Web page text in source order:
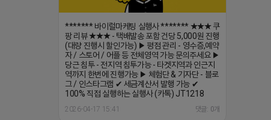
******* 바이럴마케팅 실행사 ******* ★★★ 쿠
팡 리뷰 ★★★ - 택배발송 포함 건당 5,000원 진행
(대량 진행시 할인가능) ▶ 평점 관리 - 영수증,예약
자 / 스토어 / 어플 등 전체영역 가능 문의주세요 ▶
당근 침투 - 전지역 침투가능 - 타겟지역과 인근지
역까지 한번에 진행가능 ▶ 체험단 & 기자단 - 블로
그 / 인스타그램 ✔ 세금계산서 발행 가능 ✔
100% 직접 실행하는 실행사 (카톡) JT1218
2026-04-17 15:41 댓글: 0개